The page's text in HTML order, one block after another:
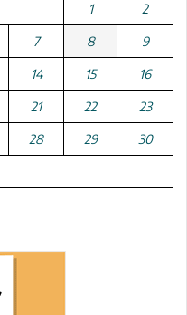
1 2
7 8 9
14 15 16
21 22 23
28 29 30